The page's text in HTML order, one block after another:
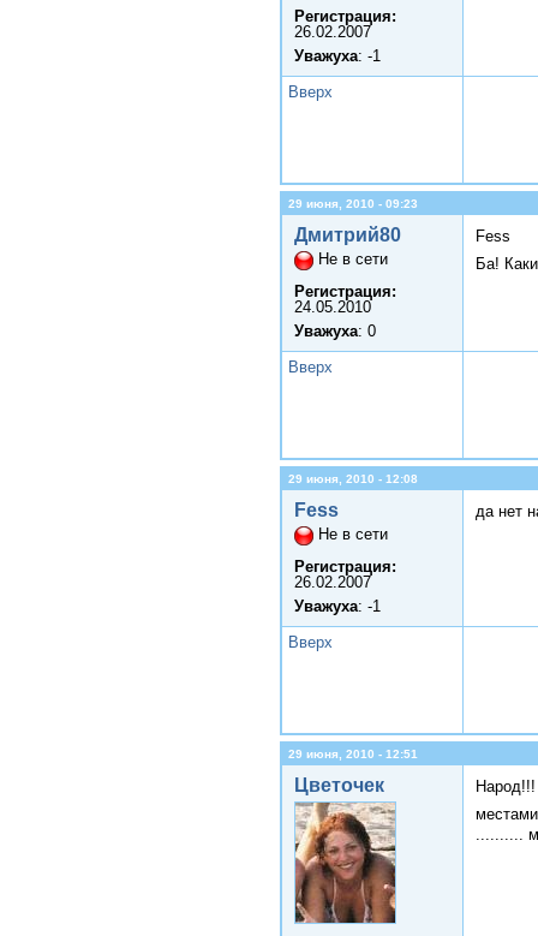
Регистрация:
26.02.2007
Уважуха: -1
Вверх
29 июня, 2010 - 09:23
Дмитрий80
Не в сети
Регистрация:
24.05.2010
Уважуха: 0
Fess
Ба!
Вверх
29 июня, 2010 - 12:08
Fess
Не в сети
Регистрация:
26.02.2007
Уважуха: -1
да нет
Вверх
29 июня, 2010 - 12:51
Цветочек
..........